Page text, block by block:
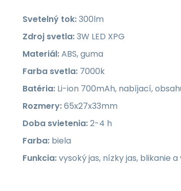
Svetelný tok:300lm
Zdroj svetla:3W LED XPG
Materiál:ABS, guma
Farba svetla: 7000k
Batéria: Li-ion 700mAh, nabíjací,
Rozmery:65x27x33mm
Doba svietenia:2-4 h
Farba: biela
Funkcia:vysoký jas, nízky jas, blikanie